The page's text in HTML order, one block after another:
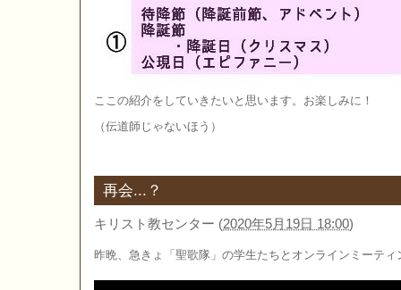
ここの紹介をしていきたいと思います。お楽しみに！
（伝道師じゃないほう）
再会...？
キリスト教センター (2020年5月19日 18:00)
昨晩、急きょ「聖歌隊」の学生たちとオンラインミーティ